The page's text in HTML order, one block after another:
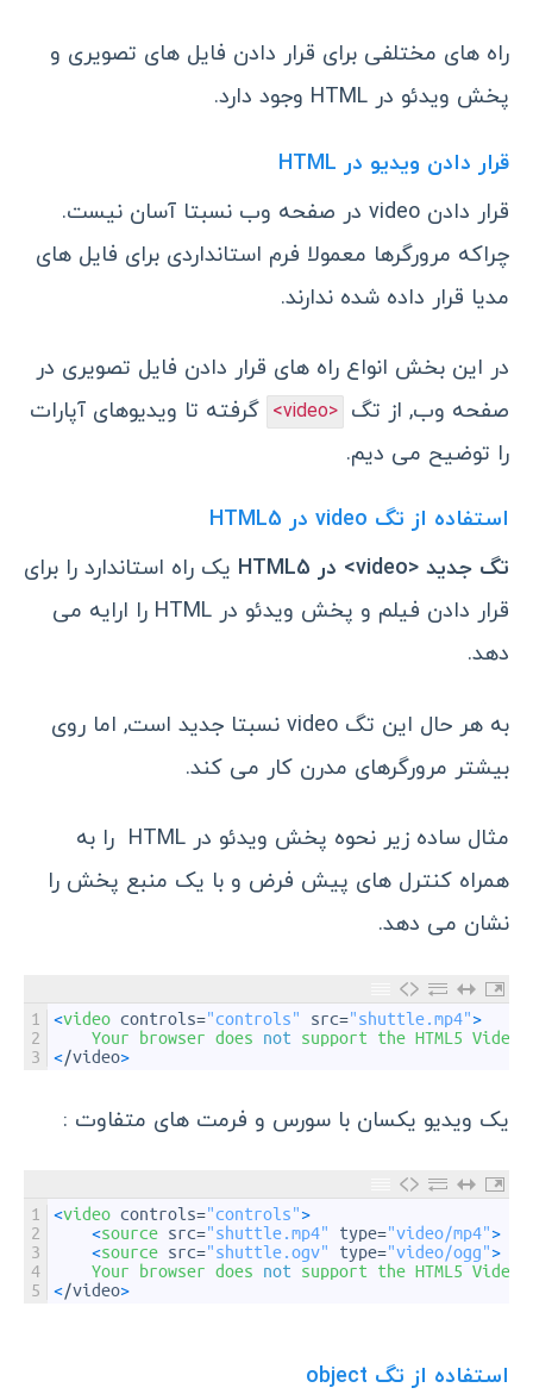
راه های مختلفی برای قرار دادن فایل های تصویری و
پخش ویدئو در HTML وجود دارد.
قرار دادن ویدیو در HTML
قرار دادن video در صفحه وب نسبتا آسان نیست.
چراکه مرورگرها معمولا فرم استانداردی برای فایل های
مدیا قرار داده شده ندارند.
در این بخش انواع راه های قرار دادن فایل تصویری در
صفحه وب, از تگ <video>
گرفته تا ویدیوهای آپارات
را توضیح می دیم.
استفاده از تگ video در HTML5
تگ جدید <video> در HTML5
یک راه استاندارد را برای
قرار دادن فیلم و پخش ویدئو در HTML را ارایه می
دهد.
به هر حال این تگ video نسبتا جدید است, اما روی
بیشتر مرورگرهای مدرن کار می کند.
مثال ساده زیر نحوه پخش ویدئو در HTML را به
همراه کنترل های پیش فرض و با یک منبع پخش را
نشان می دهد.
1
2
3
<video controls="controls" src="shuttle.mp4">
Your
browser does not support the HTML5 Video
</video>
یک ویدیو یکسان با سورس و فرمت های متفاوت :
1
2
3
4
5
<video controls="controls">
<source src="shuttle.mp4" type="video/mp4">
<source src="shuttle.ogv" type="video/ogg">
Your
browser does not support the HTML5 Video
</video>
استفاده از تگ object